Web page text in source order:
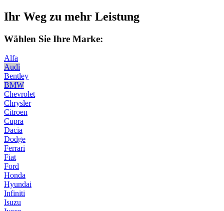
Ihr Weg zu mehr Leistung
Wählen Sie Ihre Marke:
Alfa
Audi
Bentley
BMW
Chevrolet
Chrysler
Citroen
Cupra
Dacia
Dodge
Ferrari
Fiat
Ford
Honda
Hyundai
Infiniti
Isuzu